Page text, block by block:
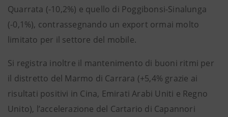
Quarrata (-10,2%) e quello di Poggibonsi-Sinalunga
(-0,1%), contrassegnando un export ormai molto
limitato per il settore del mobile.
Si registra inoltre il mantenimento di buoni ritmi per
il distretto del Marmo di Carrara (+5,4% grazie ai
risultati positivi in Cina, Emirati Arabi Uniti e Regno
Unito), l’accelerazione del Cartario di Capannori